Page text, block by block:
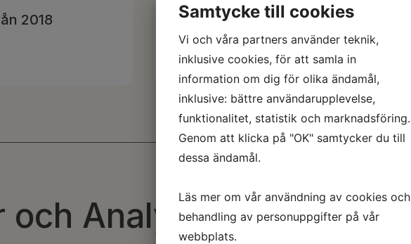
2018
Svenska Stadskärnors magazine
2015
Ladda ner
och Analyser
Samtycke till cookies
Vi och våra partners använder teknik,
inklusive cookies, för att samla in
information om dig för olika ändamål,
inklusive: bättre användarupplevelse,
funktionalitet, statistik och marknadsföring.
Genom att klicka på "OK" samtycker du till
dessa ändamål.
Läs mer om vår användning av cookies och
behandling av personuppgifter på vår
webbplats.